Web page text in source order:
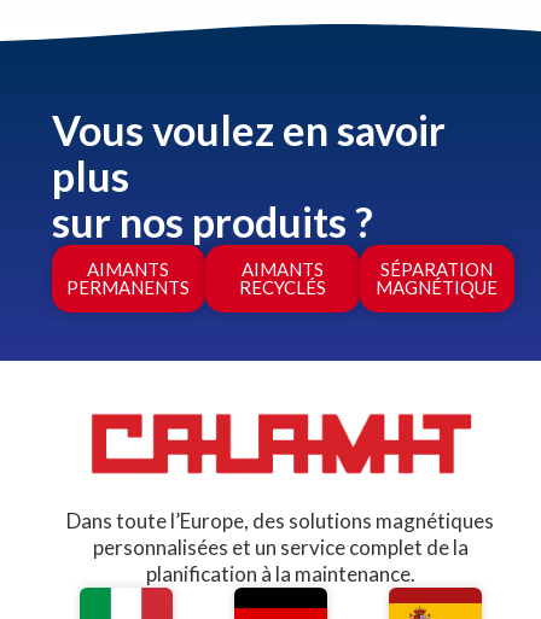
AIMANTS
PERMANENTS
AIMANTS
RECYCLÉS
SÉPARATION
MAGNÉTIQUE
Vous voulez en savoir
plus
sur nos produits ?
Dans toute l’Europe, des solutions magnétiques
personnalisées et un service complet de la
planification à la maintenance.​